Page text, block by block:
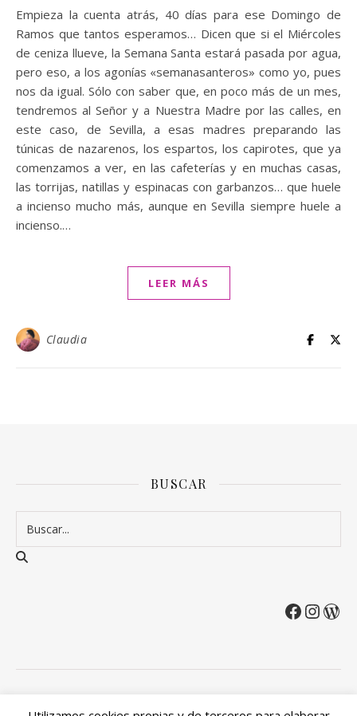
Empieza la cuenta atrás, 40 días para ese Domingo de
Ramos que tantos esperamos… Dicen que si el Miércoles
de ceniza llueve, la Semana Santa estará pasada por agua,
pero eso, a los agonías «semanasanteros» como yo, pues
nos da igual. Sólo con saber que, en poco más de un mes,
tendremos al Señor y a Nuestra Madre por las calles, en
este caso, de Sevilla, a esas madres preparando las
túnicas de nazarenos, los espartos, los capirotes, que ya
comenzamos a ver, en las cafeterías y en muchas casas,
las torrijas, natillas y espinacas con garbanzos… que huele
a incienso mucho más, aunque en Sevilla siempre huele a
incienso.…
LEER MÁS
Claudia
BUSCAR